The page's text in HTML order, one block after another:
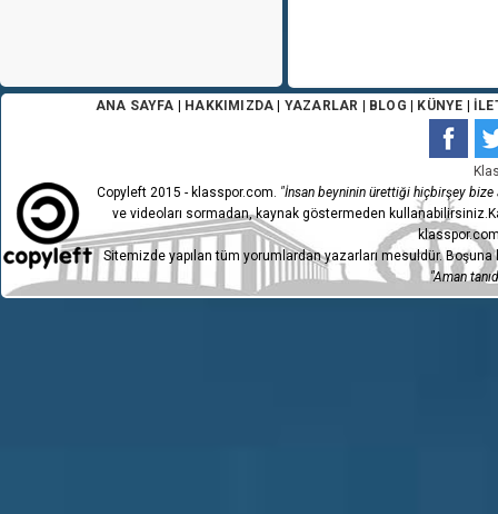
ANA SAYFA HAKKIMIZDA YAZARLAR BLOG KÜNYE
Copyleft 2015 - klasspor.com. "İnsan beyninin ürettiği hiçbirşey bize
ve videoları sormadan, kaynak göstermeden
Sitemizde yapılan tüm yorumlardan yazarları mesuldür.
"Aman